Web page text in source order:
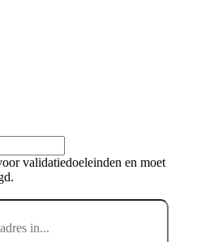
validatiedoeleinden en moet